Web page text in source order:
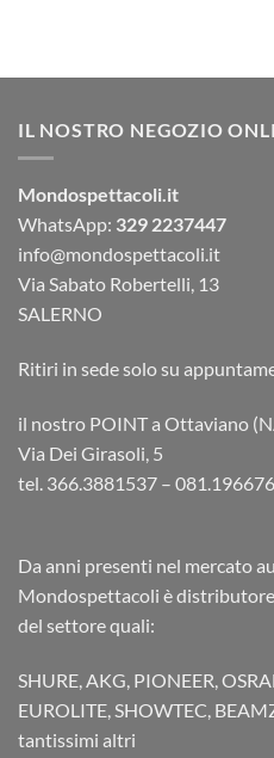
IL NOSTRO NEGOZIO
Mondospettacoli.it
WhatsApp: 329 2237447
info@mondospettacoli.it
Via Sabato Robertelli, 13
SALERNO
Ritiri in sede solo su
il nostro POINT a Ottaviano
Via Dei Girasoli, 5
tel. 366.3881537 –
Da anni presenti nel mercato
Mondospettacoli è
del settore quali:
SHURE, AKG, PIONEER,
EUROLITE, SHOWTEC,
tantissimi altri